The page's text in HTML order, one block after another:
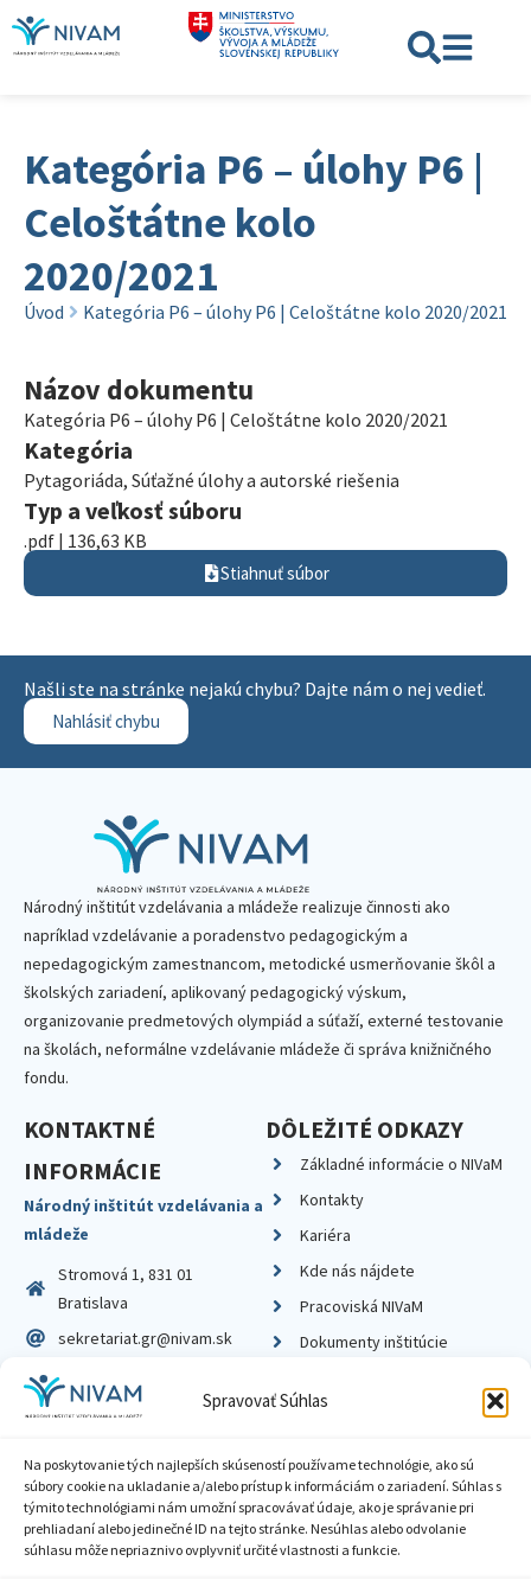
Spravovať Súhlas
Na poskytovanie tých najlepších skúseností používame technológie, ako sú
súbory cookie na ukladanie a/alebo prístup k informáciám o zariadení. Súhlas s
týmito technológiami nám umožní spracovávať údaje, ako je správanie pri
prehliadaní alebo jedinečné ID na tejto stránke. Nesúhlas alebo odvolanie
súhlasu môže nepriaznivo ovplyvniť určité vlastnosti a funkcie.
Kategória P6 – úlohy P6 |
Celoštátne kolo
2020/2021
Úvod Kategória P6 – úlohy P6 | Celoštátne kolo 2020/2021
Názov dokumentu
Kategória P6 – úlohy P6 | Celoštátne kolo 2020/2021
Kategória
Pytagoriáda, Súťažné úlohy a autorské riešenia
Typ a veľkosť súboru
.pdf | 136,63 KB
Stiahnuť súbor
Našli ste na stránke nejakú chybu? Dajte nám o nej vedieť.
Nahlásiť chybu
Národný inštitút vzdelávania a mládeže realizuje činnosti ako
napríklad vzdelávanie a poradenstvo pedagogickým a
nepedagogickým zamestnancom, metodické usmerňovanie škôl a
školských zariadení, aplikovaný pedagogický výskum,
organizovanie predmetových olympiád a súťaží, externé testovanie
na školách, neformálne vzdelávanie mládeže či správa knižničného
fondu.
KONTAKTNÉ
INFORMÁCIE
Národný inštitút vzdelávania a
mládeže
Stromová 1, 831 01
Bratislava
sekretariat.gr@nivam.sk
IČO: 00164348
DIČ: 2020798714
DÔLEŽITÉ ODKAZY
Základné informácie o NIVaM
Kontakty
Kariéra
Kde nás nájdete
Pracoviská NIVaM
Dokumenty inštitúcie
Zásady ochrany súkromia